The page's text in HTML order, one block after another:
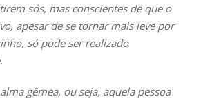
sós, mas conscientes de que o
apesar de se tornar mais leve por
só pode ser realizado
gêmea, ou seja, aquela pessoa